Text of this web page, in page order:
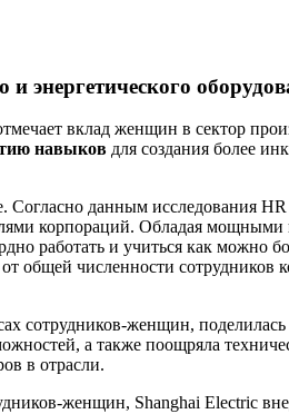
энергетического
вклад женщин в сектор
навыков для создания более
данным исследования
корпораций. Обладая
работать и учиться как
общей численности
сотрудников-женщин,
а также поощряла
в отрасли.
женщин, Shanghai Electric